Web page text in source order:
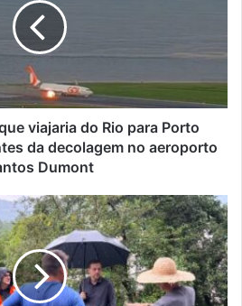
viajaria do Rio para Porto
da decolagem no aeroporto
Dumont